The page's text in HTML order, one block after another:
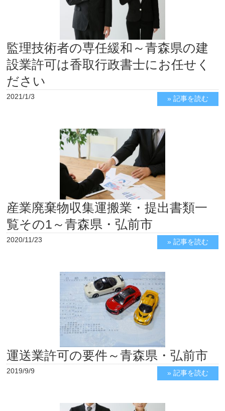
監理技術者の専任緩和～青森県の建
設業許可は香取行政書士にお任せく
ださい
2021/1/3 » 記事を読む
産業廃棄物収集運搬業・提出書類一
覧その1～青森県・弘前市
2020/11/23 » 記事を読む
運送業許可の要件～青森県・弘前市
2019/9/9 » 記事を読む